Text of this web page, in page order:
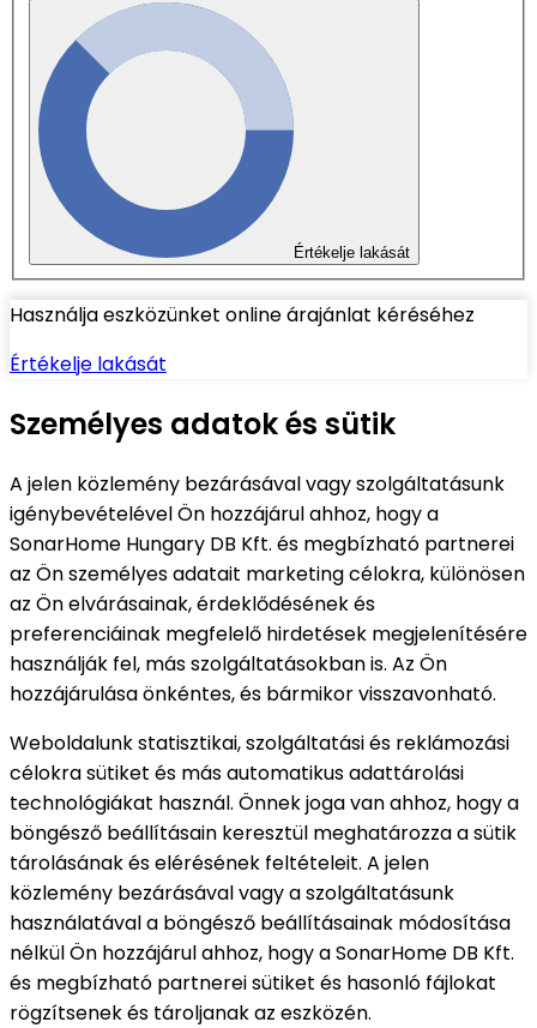
Értékelje lakását
Használja eszközünket online árajánlat kéréséhez
Értékelje lakását
Személyes adatok és sütik
A jelen közlemény bezárásával vagy szolgáltatásunk
igénybevételével Ön hozzájárul ahhoz, hogy a
SonarHome Hungary DB Kft. és megbízható partnerei
az Ön személyes adatait marketing célokra, különösen
az Ön elvárásainak, érdeklődésének és
preferenciáinak megfelelő hirdetések megjelenítésére
használják fel, más szolgáltatásokban is. Az Ön
hozzájárulása önkéntes, és bármikor visszavonható.
Weboldalunk statisztikai, szolgáltatási és reklámozási
célokra sütiket és más automatikus adattárolási
technológiákat használ. Önnek joga van ahhoz, hogy a
böngésző beállításain keresztül meghatározza a sütik
tárolásának és elérésének feltételeit. A jelen
közlemény bezárásával vagy a szolgáltatásunk
használatával a böngésző beállításainak módosítása
nélkül Ön hozzájárul ahhoz, hogy a SonarHome DB Kft.
és megbízható partnerei sütiket és hasonló fájlokat
rögzítsenek és tároljanak az eszközén.